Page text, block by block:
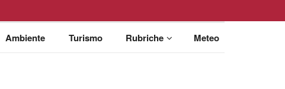
Ambiente Turismo Rubriche Meteo